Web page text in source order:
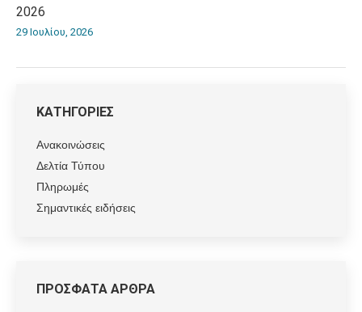
2026
29 Ιουλίου, 2026
ΚΑΤΗΓΟΡΙΕΣ
Ανακοινώσεις
Δελτία Τύπου
Πληρωμές
Σημαντικές ειδήσεις
ΠΡΟΣΦΑΤΑ ΑΡΘΡΑ